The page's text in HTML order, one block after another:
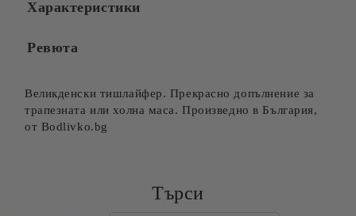
Ние ще се свържем с вас в рамките на работния ден.
Характеристики
Ревюта
Великденски тишлайфер. Прекрасно допълнение за
трапезната или холна маса. Произведно в България,
от Bodlivko.bg
Търси